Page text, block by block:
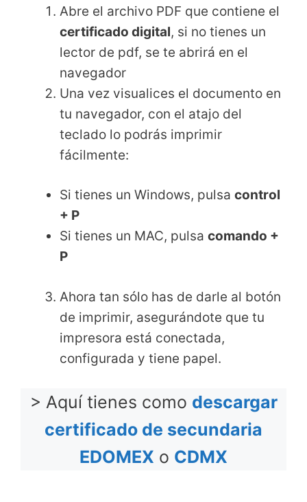
Abre el archivo PDF que contiene el
certificado digital, si no tienes un
lector de pdf, se te abrirá en el
navegador
Una vez visualices el documento en
tu navegador, con el atajo del
teclado lo podrás imprimir
fácilmente:
Si tienes un Windows, pulsa control
+ P
Si tienes un MAC, pulsa comando +
P
Ahora tan sólo has de darle al botón
de imprimir, asegurándote que tu
impresora está conectada,
configurada y tiene papel.
> Aquí tienes como descargar
certificado de secundaria
EDOMEX o CDMX